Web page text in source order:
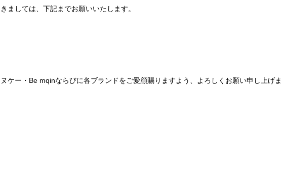
ましては、下記までお願いいたします。
ケー・Be mqinならびに各ブランドをご愛顧賜りますよう、よろしくお願い申し上げま